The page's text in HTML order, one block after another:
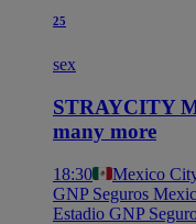
25
sex
STRAYCITY
many more
18:30 Mexico
GNP Seguros
Estadio GNP